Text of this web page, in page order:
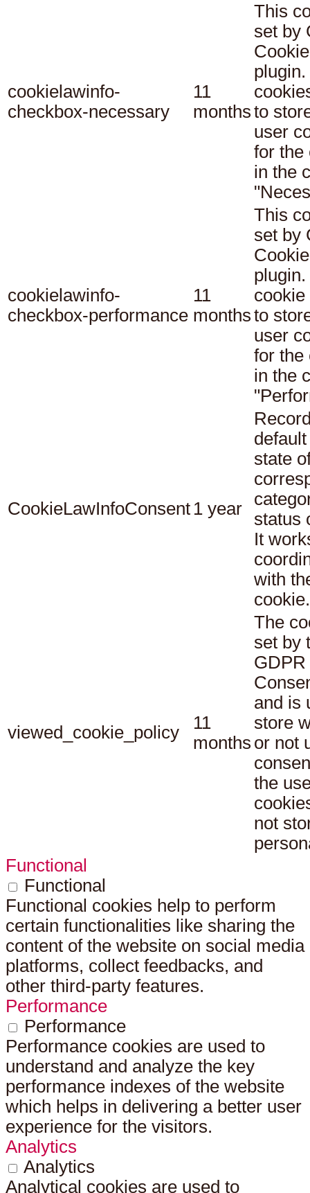
cookielawinfo-
checkbox-necessary
11
months
This
set by
to
user
for the
in the
cookielawinfo-
checkbox-performance
11
months
This
set by
cookie
to
user
for the
in the
CookieLawInfoConsent 1 year
state
status
It
with
cookie.
viewed_cookie_policy
11
months
The
set by
and is
store
or not
the
not
Functional
Functional
Functional cookies help to perform
certain functionalities like sharing the
content of the website on social media
platforms, collect feedbacks, and
other third-party features.
Performance
Performance
Performance cookies are used to
understand and analyze the key
performance indexes of the website
which helps in delivering a better user
experience for the visitors.
Analytics
Analytics
Analytical cookies are used to